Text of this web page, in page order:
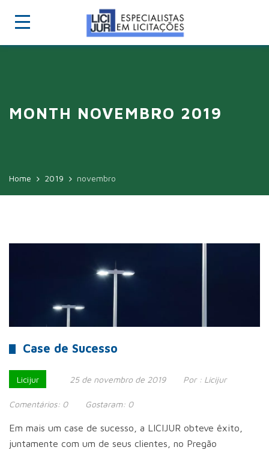
MONTH NOVEMBRO 2019
Home 2019 novembro
Case de Sucesso
Licijur 25 de novembro de 2019 Por : Licijur
Comentários: 0 Gostaram: 0
Em mais um case de sucesso, a LICIJUR obteve êxito,
juntamente com um de seus clientes, no Pregão